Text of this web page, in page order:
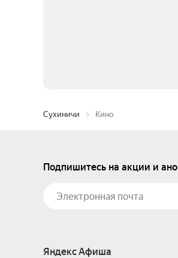
Сухиничи Кино
Подпишитесь на акции и
Яндекс Афиша